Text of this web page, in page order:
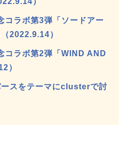
コラボ第3弾「ソードアー
2022.9.14）
コラボ第2弾「WIND AND
）
ースをテーマにclusterで討